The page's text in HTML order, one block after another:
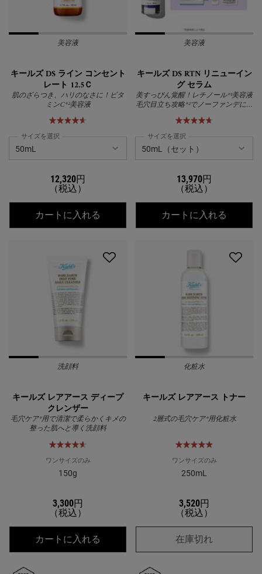
美容液
キールズ DS ライン コンセント
レート 12.5Ｃ
肌のざらつき、ハリのなさに！ビタ
ミンC*²美容液
サイズを選択
12,320円
（税込）
カートに入れる キールズ DS ライン コンセントレー
美容液
キールズ DS RTN リニューイン
グ セラム
美すっぴん覚醒！レチノール*¹美容液
毛穴目立ち攻略*²でノーファンデに挑
む
サイズを選択
13,970円
（税込）
カートに入れる
洗顔料
キールズ レアアース ディープ
クレンザー
毛穴ケア*用で清潔で柔らかくキメの
整った肌へと導く洗顔料
ワンサイズのみ
150g
3,300円
（税込）
カートに入れる キールズ レアアース ディープ クレ
化粧水
キールズ レアアース トナー
2層式の毛穴ケア*用化粧水
ワンサイズのみ
250mL
3,520円
（税込）
在庫切れ